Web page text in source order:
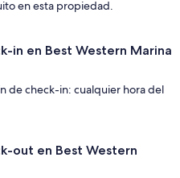
en esta propiedad.
in en Best Western Marina
de check-in: cualquier hora del
out en Best Western